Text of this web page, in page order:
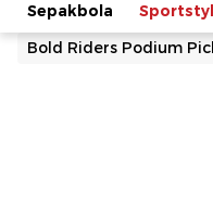
Sepakbola
Bold Riders Podium